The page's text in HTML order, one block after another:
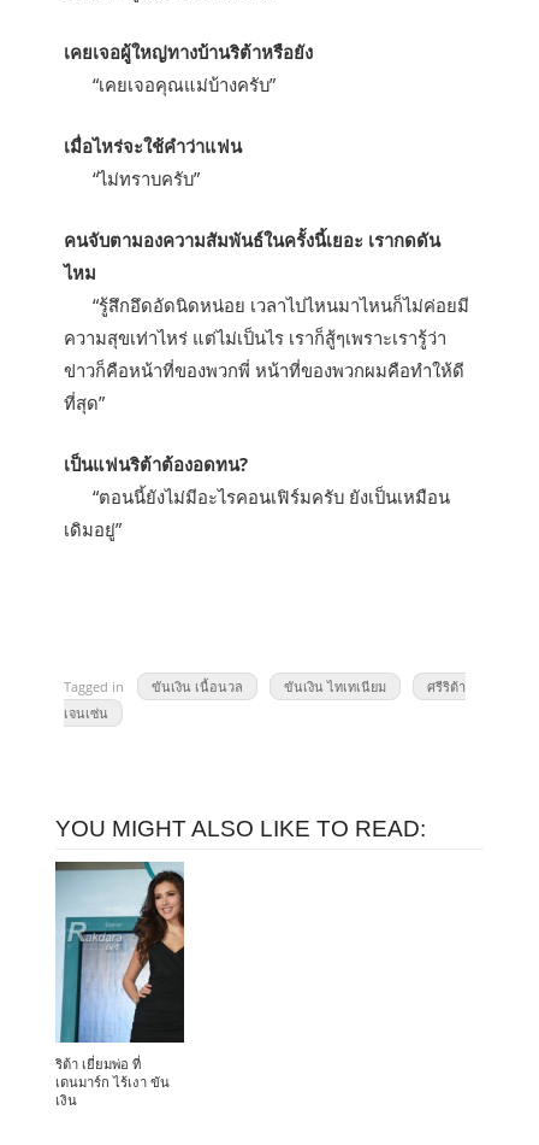
เคยเจอผู้ใหญ่ทางบ้านริต้าหรือยัง
“เคยเจอคุณแม่บ้างครับ”
เมื่อไหร่จะใช้คำว่าแฟน
“ไม่ทราบครับ”
คนจับตามองความสัมพันธ์ในครั้งนี้เยอะ เรากดดัน
ไหม
“รู้สึกอึดอัดนิดหน่อย เวลาไปไหนมาไหนก็ไม่ค่อยมี
ความสุขเท่าไหร่ แต่ไม่เป็นไร เราก็สู้ๆเพราะเรารู้ว่า
ข่าวก็คือหน้าที่ของพวกพี่ หน้าที่ของพวกผมคือทำให้ดี
ที่สุด”
เป็นแฟนริต้าต้องอดทน?
“ตอนนี้ยังไม่มีอะไรคอนเฟิร์มครับ ยังเป็นเหมือน
เดิมอยู่”
Tagged in ขันเงิน เนื้อนวล ขันเงิน ไทเทเนียม
ศรีริต้า
เจนเซ่น
YOU MIGHT ALSO LIKE TO READ:
ริต้า เยี่ยมพ่อ ที่
เดนมาร์ก ไร้เงา ขัน
เงิน